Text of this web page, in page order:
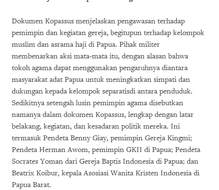
Dokumen Kopassus menjelaskan pengawasan terhadap
pemimpin dan kegiatan gereja, begitupun terhadap kelompok
muslim dan asrama haji di Papua. Pihak militer
membenarkan aksi mata-mata itu, dengan alasan bahwa
tokoh agama dapat menggunakan pengaruhnya diantara
masyarakat adat Papua untuk meningkatkan simpati dan
dukungan kepada kelompok separatisdi antara penduduk.
Sedikitnya setengah lusin pemimpin agama disebutkan
namanya dalam dokumen Kopassus, lengkap dengan latar
belakang, kegiatan, dan kesadaran politik mereka. Ini
termasuk Pendeta Benny Giay, pemimpin Gereja Kingmi;
Pendeta Herman Awom, pemimpin GKII di Papua; Pendeta
Socrates Yoman dari Gereja Baptis Indonesia di Papua; dan
Beatrix Koibur, kepala Asosiasi Wanita Kristen Indonesia di
Papua Barat.